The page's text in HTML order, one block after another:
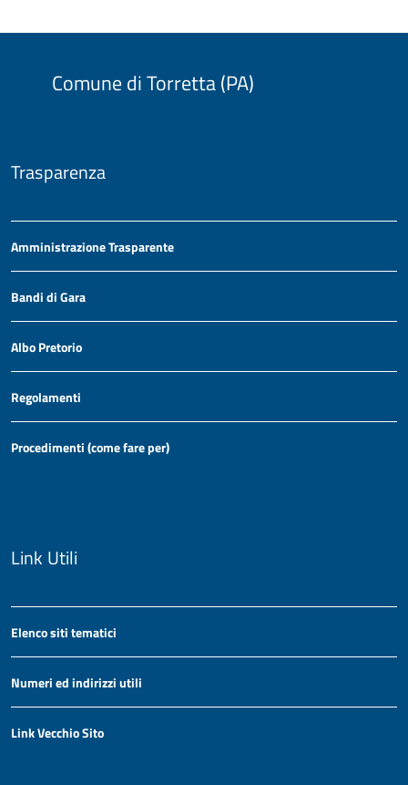
Comune di Torretta (PA)
Trasparenza
Amministrazione Trasparente
Bandi di Gara
Albo Pretorio
Regolamenti
Procedimenti (come fare per)
Link Utili
Elenco siti tematici
Numeri ed indirizzi utili
Link Vecchio Sito